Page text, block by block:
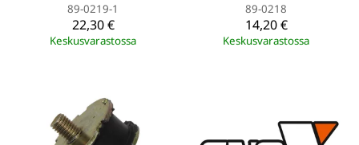
89-0219-1
22,30 €
Keskusvarastossa
89-0218
14,20 €
Keskusvarastossa